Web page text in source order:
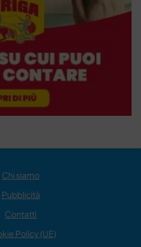
Chi siamo
Pubblicità
Contatti
Policy (UE)